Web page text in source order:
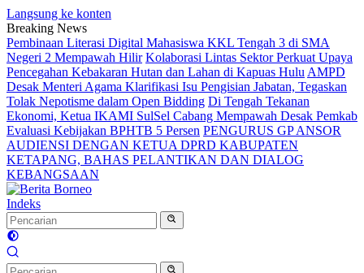
Langsung ke konten
Breaking News
Pembinaan Literasi Digital Mahasiswa KKL Tengah 3 di SMA
Negeri 2 Mempawah Hilir Kolaborasi Lintas Sektor Perkuat Upaya
Pencegahan Kebakaran Hutan dan Lahan di Kapuas Hulu AMPD
Desak Menteri Agama Klarifikasi Isu Pengisian Jabatan, Tegaskan
Tolak Nepotisme dalam Open Bidding Di Tengah Tekanan
Ekonomi, Ketua IKAMI SulSel Cabang Mempawah Desak Pemkab
Evaluasi Kebijakan BPHTB 5 Persen PENGURUS GP ANSOR
AUDIENSI DENGAN KETUA DPRD KABUPATEN
KETAPANG, BAHAS PELANTIKAN DAN DIALOG
KEBANGSAAN
Indeks